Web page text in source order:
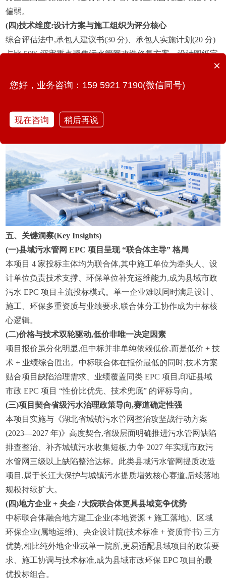
偏弱。
(四)技术维度:设计方案与施工组织为评分核心
综合评估法中,承包人建议书(30 分)、承包人实施计划(20 分)
占比 50%,评审重点聚焦污水管网改造修复方案、设计图纸完
整性、施工技术可行性、质量安全管控措施。中标联合体凭
借 “设计 - 施工 - 环保运维” 一体化方案,在缺陷治理、管网衔
五、关键洞察(Key Insights)
(一)县域污水管网 EPC 项目呈现 “联合体主导” 格局
本项目 4 家投标主体均为联合体,其中施工单位为牵头人、设
计单位负责技术支撑、环保单位补充运维能力,成为县域市政
污水 EPC 项目主流投标模式。单一企业难以同时满足设计、
施工、环保多重资质与业绩要求,联合体分工协作成为中标核
心逻辑。
(二)价格与技术双轮驱动,低价非唯一决定因素
项目报价虽分化明显,但中标并非单纯依赖低价,而是低价 + 技
术 + 业绩综合胜出。中标联合体在报价最低的同时,技术方案
贴合项目缺陷治理需求、业绩覆盖同类 EPC 项目,印证县域
市政 EPC 项目 “性价比优先、技术兜底” 的评标导向。
(三)项目契合省级污水治理政策导向,赛道确定性强
本项目实施与《湖北省城镇污水管网整治攻坚战行动方案
(2023—2027 年)》高度契合,省级层面明确推进污水管网缺陷
排查整治、补齐城镇污水收集短板,力争 2027 年实现市政污
水管网三级以上缺陷整治达标。此类县域污水管网提质改造
项目,属于长江大保护与城镇污水提质增效核心赛道,后续落地
规模持续扩大。
(四)地方企业 + 央企 / 大院联合体更具县域竞争优势
中标联合体融合地方建工企业(本地资源 + 施工落地)、区域
环保企业(属地运维)、央企设计院(技术标准 + 资质背书) 三方
优势,相比纯外地企业或单一院所,更易适配县域项目的政策要
求、施工协调与技术标准,成为县域市政环保 EPC 项目的最
优投标组合。
×
您好，业务咨询：159 5921 7190(微信同号)
现在咨询 稍后再说